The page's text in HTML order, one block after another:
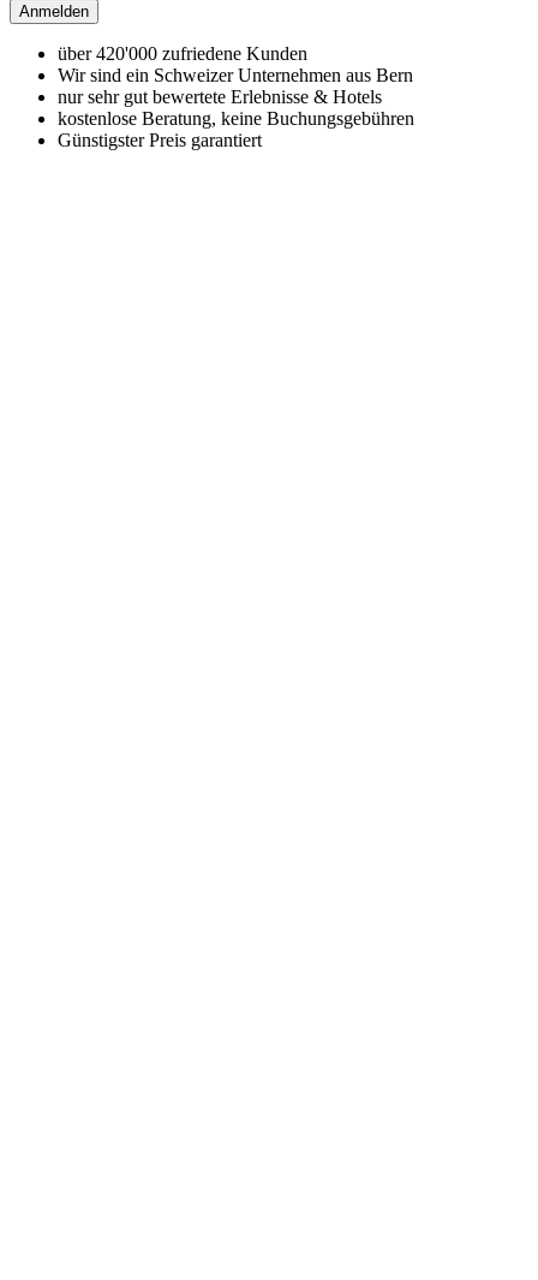
Anmelden
über 420'000 zufriedene Kunden
Wir sind ein Schweizer Unternehmen aus Bern
nur sehr gut bewertete Erlebnisse & Hotels
kostenlose Beratung, keine Buchungsgebühren
Günstigster Preis garantiert